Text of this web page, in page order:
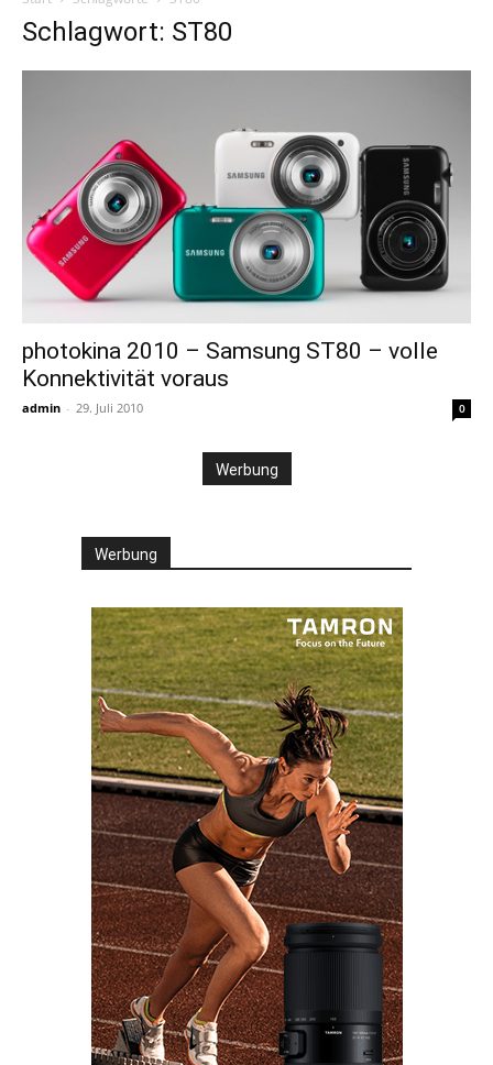
Schlagwort: ST80
photokina 2010 – Samsung ST80 – volle
Konnektivität voraus
admin - 29. Juli 2010 0
Werbung
Werbung